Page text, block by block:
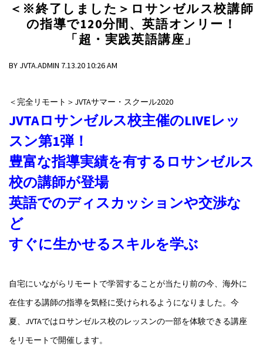
＜※終了しました＞ロサンゼルス校講師
の指導で120分間、英語オンリー！
「超・実践英語講座」
BY JVTA.ADMIN 7.13.20 10:26 AM
＜完全リモート＞JVTAサマー・スクール2020
JVTAロサンゼルス校主催のLIVEレッ
スン第1弾！
豊富な指導実績を有するロサンゼルス
校の講師が登場
英語でのディスカッションや交渉な
ど
すぐに生かせるスキルを学ぶ
自宅にいながらリモートで学習することが当たり前の今、海外に
在住する講師の指導を気軽に受けられるようになりました。今
夏、JVTAではロサンゼルス校のレッスンの一部を体験できる講座
をリモートで開催します。